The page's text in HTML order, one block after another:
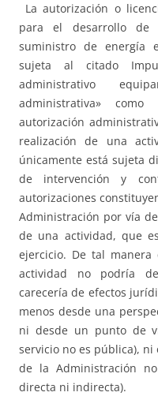
La autorización o
para el desarrollo de
suministro de energía
sujeta al citado
administrativo
administrativa»
autorización
realización de una
únicamente está sujeta
de intervención y
autorizaciones
Administración por vía
de una actividad, que
ejercicio. De tal
actividad no podría
carecería de efectos
menos desde una
ni desde un punto de
servicio no es pública),
de la Administración
directa ni indirecta).